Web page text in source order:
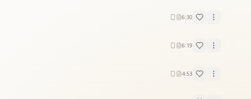
6:30
6:19
4:53